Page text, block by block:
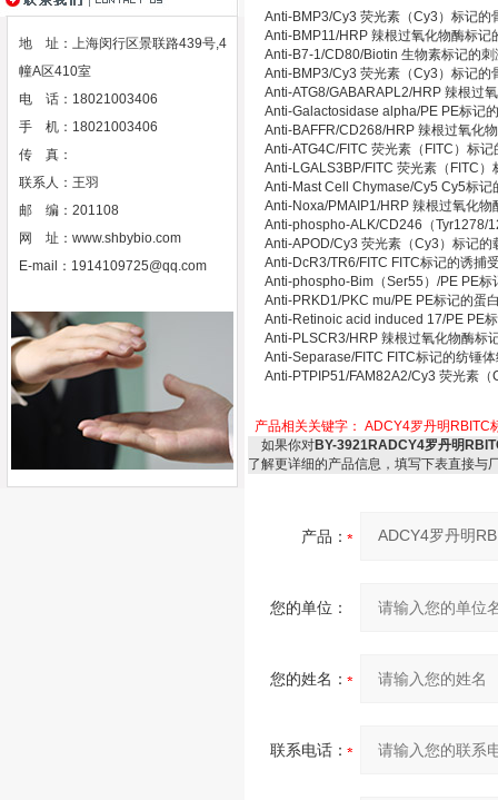
地 址：上海闵行区景联路439号,4
幢A区410室
电 话：18021003406
手 机：18021003406
传 真：
联系人：王羽
邮 编：201108
网 址： www.shbybio.com
E-mail： 1914109725@qq.com
Anti-BMP3/Cy3 荧光素（Cy3）标记
Anti-BMP11/HRP 辣根过氧化物酶标
Anti-B7-1/CD80/Biotin 生物素标记的
Anti-BMP3/Cy3 荧光素（Cy3）标记
Anti-ATG8/GABARAPL2/HRP 辣根过
Anti-Galactosidase alpha/PE PE标记
Anti-BAFFR/CD268/HRP 辣根过氧化
Anti-ATG4C/FITC 荧光素（FITC）标
Anti-LGALS3BP/FITC 荧光素（FITC
Anti-Mast Cell Chymase/Cy5 Cy5标
Anti-Noxa/PMAIP1/HRP 辣根过氧化
Anti-phospho-ALK/CD246（Tyr1278/
Anti-APOD/Cy3 荧光素（Cy3）标记
Anti-DcR3/TR6/FITC FITC标记的诱
Anti-phospho-Bim（Ser55）/PE PE
Anti-PRKD1/PKC mu/PE PE标记的蛋
Anti-Retinoic acid induced 17/PE PE
Anti-PLSCR3/HRP 辣根过氧化物酶
Anti-Separase/FITC FITC标记的纺锤
Anti-PTPIP51/FAM82A2/Cy3 荧光素
产品相关关键字： ADCY4罗丹明RBITC
如果你对BY-3921RADCY4罗丹明
了解更详细的产品信息，填写下表直接与
产品：
您的单位：
您的姓名：
联系电话：